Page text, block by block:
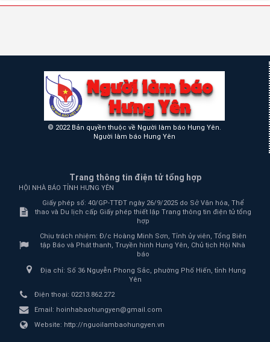
© 2022 Bản quyền thuộc về Người làm báo Hưng Yên.
Người làm báo Hưng Yên
Trang thông tin điện tử tổng hợp
HỘI NHÀ BÁO TỈNH HƯNG YÊN
Giấy phép số: 40/GP-TTĐT ngày 26/9/2025 do Sở Văn hóa, Thể
thao và Du lịch cấp Giấy phép thiết lập Trang thông tin điện tử tổng
hợp
Chịu trách nhiệm: Đ/c Hoàng Minh Sơn, Tỉnh ủy viên, Tổng Biên
tập Báo và Phát thanh, Truyền hình Hưng Yên, Chủ tịch Hội Nhà
báo
Địa chỉ: Số 36 Nguyễn Phong Sắc, phường Phố Hiến, tỉnh Hưng
Yên
Điện thoại: 02213.862.272
Email: hoinhabaohungyen@gmail.com
Website: http://nguoilambaohungyen.vn